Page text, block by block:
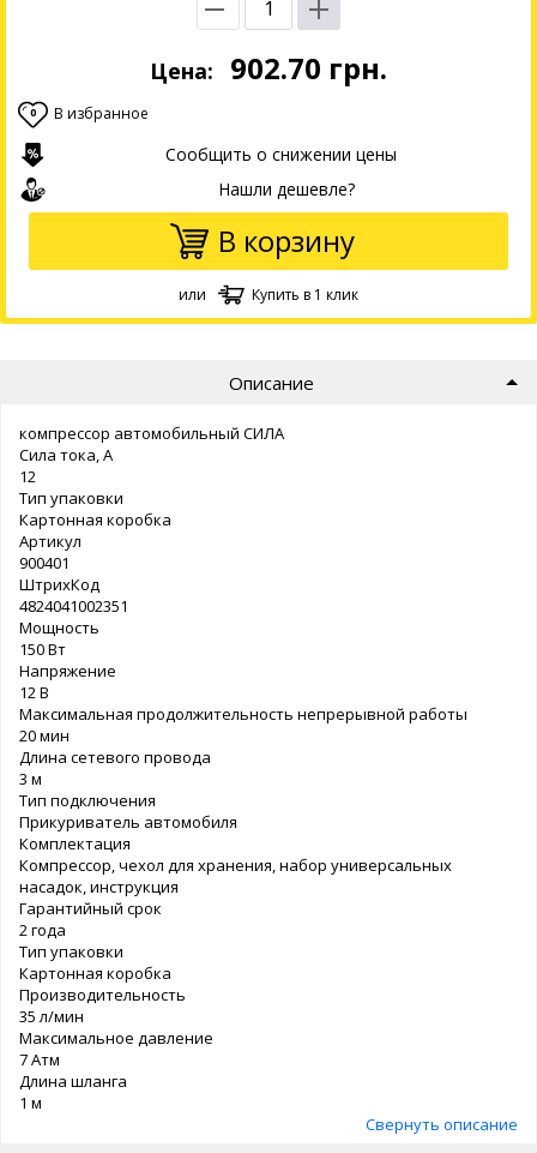
Цена: 902.70 грн.
0 В избранное
Сообщить о снижении цены
Нашли дешевле?
В корзину
или Купить в 1 клик
Описание
компрессор автомобильный СИЛА
Сила тока, А
12
Тип упаковки
Картонная коробка
Артикул
900401
ШтрихКод
4824041002351
Мощность
150 Вт
Напряжение
12 В
Максимальная продолжительность непрерывной работы
20 мин
Длина сетевого провода
3 м
Тип подключения
Прикуриватель автомобиля
Комплектация
Компрессор, чехол для хранения, набор универсальных
насадок, инструкция
Гарантийный срок
2 года
Тип упаковки
Картонная коробка
Производительность
35 л/мин
Максимальное давление
7 Атм
Длина шланга
1 м
Свернуть описание